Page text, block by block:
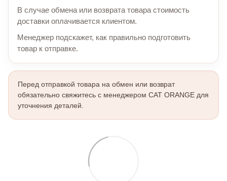
В случае обмена или возврата товара стоимость
доставки оплачивается клиентом.
Менеджер подскажет, как правильно подготовить
товар к отправке.
Перед отправкой товара на обмен или возврат
обязательно свяжитесь с менеджером CAT ORANGE для
уточнения деталей.